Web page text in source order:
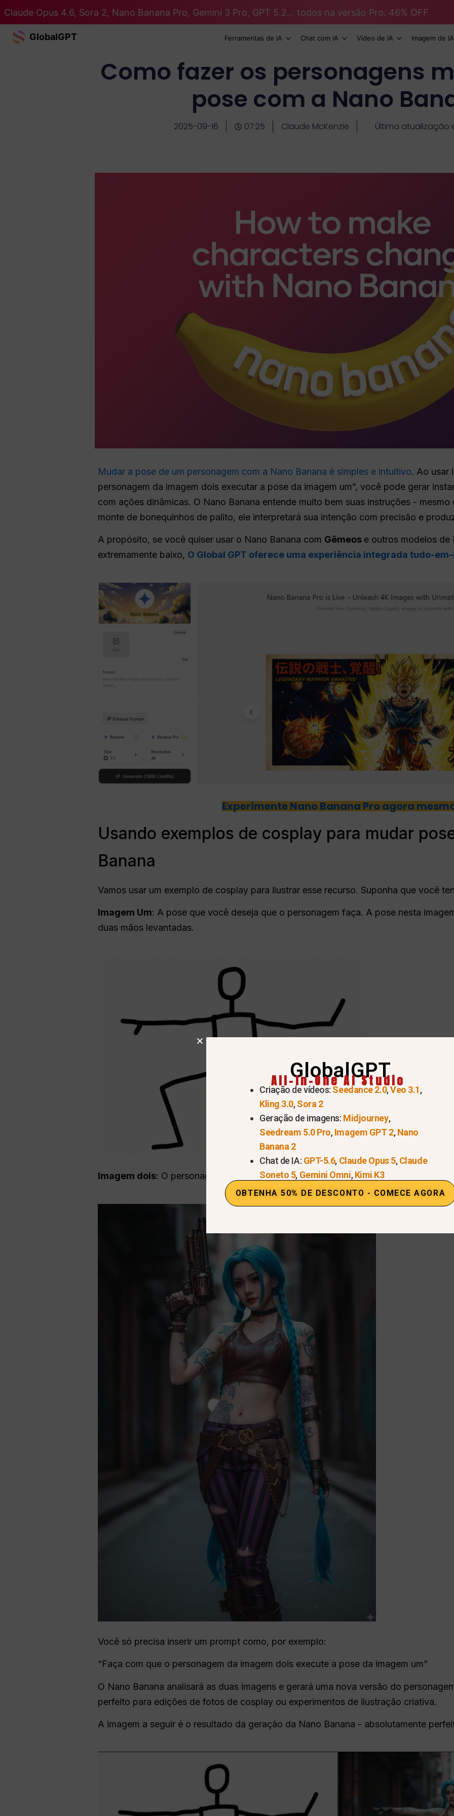
Claude Opus 4.6, Sora 2, Nano Banana Pro, Gemini 3 Pro, GPT 5.2... todos na versão Pro. 46% OFF
GlobalGPT Ferramentas de IA Chat com IA Vídeo de IA Imagem de IA
Como fazer os personagens
pose com a Nano
2025-09-16 07:25 Claude McKenzie Última atualização
Mudar a pose de um personagem com a Nano Banana é simples e intuitivo. Ao usar
personagem da imagem dois executar a pose da imagem um”, você pode gerar
com ações dinâmicas. O Nano Banana entende muito bem suas instruções -
monte de bonequinhos de palito, ele interpretará sua intenção com precisão e
A propósito, se você quiser usar o Nano Banana com Gêmeos e outros modelos de
extremamente baixo, O Global GPT oferece uma experiência integrada tudo-
Experimente Nano Banana Pro agora
Usando exemplos de cosplay para mudar
Banana
Vamos usar um exemplo de cosplay para ilustrar esse recurso. Suponha que você
Imagem Um: A pose que você deseja que o personagem faça. A pose nesta
duas mãos levantadas.
Imagem dois: O personagem que você deseja animar. Aqui está uma modelo
Você só precisa inserir um prompt como, por exemplo:
“Faça com que o personagem da imagem dois execute a pose da imagem um”
O Nano Banana analisará as duas imagens e gerará uma nova versão do
perfeito para edições de fotos de cosplay ou experimentos de ilustração criativa.
A imagem a seguir é o resultado da geração da Nano Banana - absolutamente
GlobalGPT
All-In-One AI Studio
Criação de vídeos: Seedance 2.0,Veo 3.1,
Kling 3.0,Sora 2
Geração de imagens: Midjourney,
Seedream 5.0 Pro,Imagem GPT 2,Nano
Banana 2
Chat de IA: GPT-5.6, Claude Opus 5,Claude
Soneto 5, Gemini Omni,Kimi K3
OBTENHA 50% DE DESCONTO - COMECE AGORA